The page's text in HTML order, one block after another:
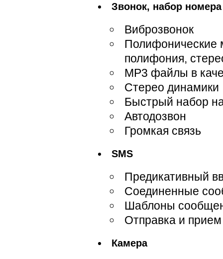
Звонок, набор номера
Виброзвонок
Полифонические
полифония,
MP3 файлы в
Стерео динамики
Быстрый набор
Автодозвон
Громкая связь
SMS
Предикативный
Соединенные
Шаблоны
Отправка и
Камера